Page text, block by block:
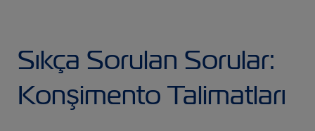
Sıkça Sorulan Sorular:
Konşimento Talimatları